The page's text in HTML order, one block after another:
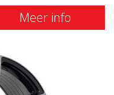
op de markt.
De velg is van
Nederland? Het
en het
heeft naam
Meer info